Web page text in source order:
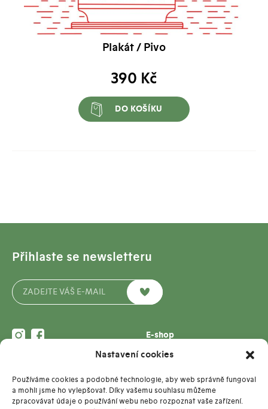
Nastavení cookies
Používáme cookies a podobné technologie, aby web správně fungoval
a mohli jsme ho vylepšovat. Díky vašemu souhlasu můžeme
zpracovávat údaje o používání webu nebo rozpoznat vaše zařízení.
Plakát / Pivo
390 Kč
DO KOŠÍKU
MgA. Marcela Vostřelová
+420 736 615 166
E-shop
Pro firmy
O nás
Kontakt
Přihlaste se newsletteru